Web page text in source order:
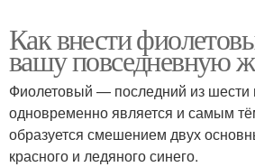
Как внести
вашу повседневную
Фиолетовый — последний из шести
одновременно является и самым
образуется смешением двух
красного и ледяного синего.